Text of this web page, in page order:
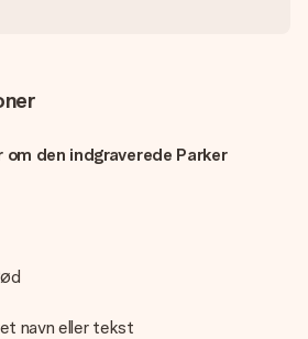
om den indgraverede Parker
navn eller tekst